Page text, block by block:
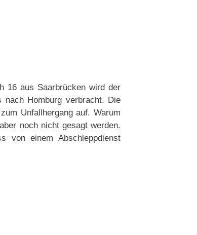
16 aus Saarbrücken wird der
Homburg verbracht. Die
Unfallhergang auf. Warum
noch nicht gesagt werden.
von einem Abschleppdienst